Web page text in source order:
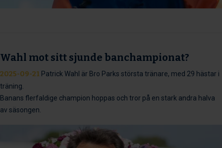
Wahl mot sitt sjunde banchampionat?
2025-09-21 Patrick Wahl är Bro Parks största tränare, med 29 hästar i
träning.
Banans flerfaldige champion hoppas och tror på en stark andra halva
av säsongen.